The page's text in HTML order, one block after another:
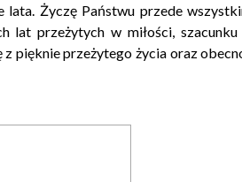
Życzę Państwu przede
lat przeżytych w miłości,
pięknie przeżytego życia oraz